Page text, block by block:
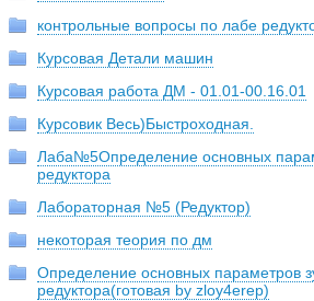
контрольные вопросы по лабе
Курсовая Детали машин
Курсовая работа ДМ - 01.01-00.16.01
Курсовик Весь)Быстроходная.
Лаба№5Определение основных
редуктора
Лабораторная №5 (Редуктор)
некоторая теория по дм
Определение основных параметров
редуктора(готовая by zloy4erep)